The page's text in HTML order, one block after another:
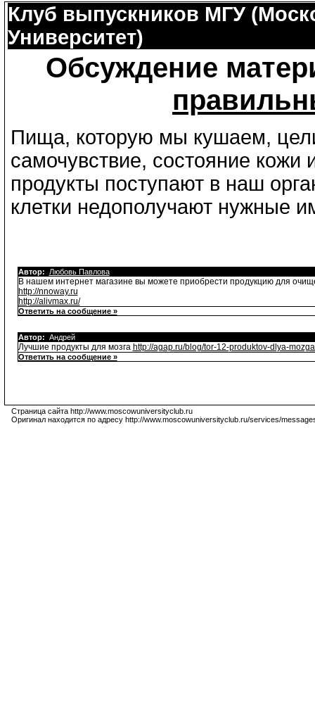
Клуб выпускников МГУ
Университет)
Обсуждение
Пища, которую мы кушаем,
самочувствие, состояние кожи
продукты поступают в наш
клетки недополучают нужные
Автор: Любовь Павлова
В нашем интернет магазине вы можете приобрести продукцию для
http://nnoway.ru
http://alivmax.ru/
Ответить на сообщение »
Автор: Андрей
Лучшие продукты для мозга http://agap.ru/blog/tor-12-produktov-dlya-
Ответить на сообщение »
Страница сайта http://www.moscowuniversityclub.ru
Оригинал находится по адресу http://www.moscowuniversityclub.ru/services/